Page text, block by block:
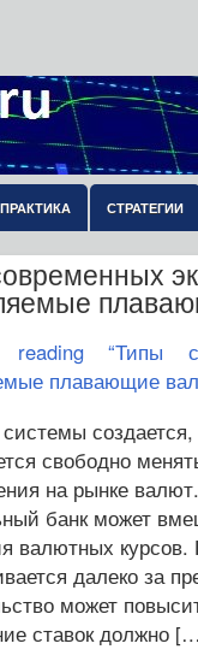
ПРАКТИКА СТРАТЕГИИ
reading “Типы
плавающие
свободно
на рынке
банк может
валютных
далеко за
может
ставок должно